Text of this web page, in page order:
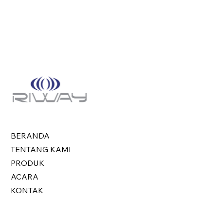
BERANDA
TENTANG KAMI
PRODUK
ACARA
KONTAK